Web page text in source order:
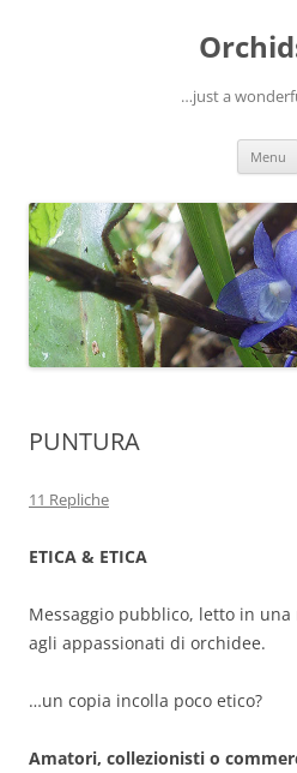
…just a
Menu
PUNTURA
11 Repliche
ETICA & ETICA
Messaggio pubblico, letto in
agli appassionati di orchidee.
…un copia incolla poco etico?
Amatori, collezionisti o